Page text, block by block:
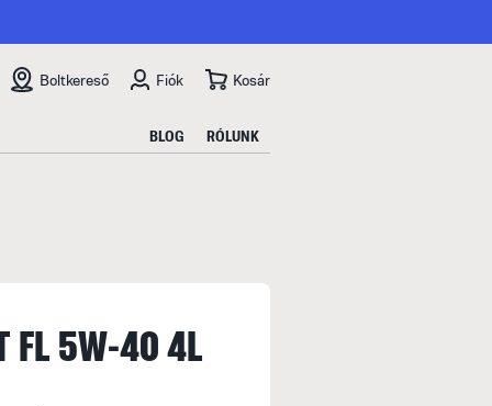
Boltkereső Fiók Kosár
BLOG RÓLUNK
FL 5W-40 4L